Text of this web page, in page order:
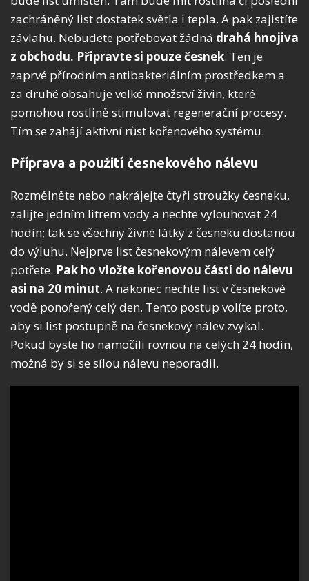
zachráněný list dostatek světla i tepla. A pak zajistíte
závlahu. Nebudete potřebovat žádná drahá hnojiva
z obchodu. Připravte si pouze česnek. Ten je
zaprvé přírodním antibakteriálním prostředkem a
za druhé obsahuje velké množství živin, které
pomohou rostlině stimulovat regenerační procesy.
Tím se zahájí aktivní růst kořenového systému.
Příprava a použití česnekového nálevu
Rozmělněte nebo nakrájejte čtyři stroužky česneku,
zalijte jedním litrem vody a nechte vylouhovat 24
hodin; tak se všechny živné látky z česneku dostanou
do výluhu. Nejprve list česnekovým nálevem celý
potřete. Pak ho vložte kořenovou částí do nálevu
asi na 20 minut. A nakonec nechte list v česnekové
vodě ponořený celý den. Tento postup volíte proto,
aby si list postupně na česnekový nálev zvykal.
Pokud byste ho namočili rovnou na celých 24 hodin,
možná by si se sílou nálevu neporadil.